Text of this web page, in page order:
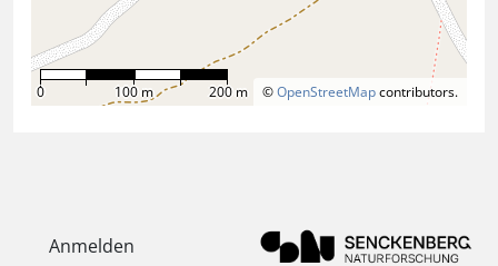
©OpenStreetMapcontributors.
0 100 m 200 m
Anmelden